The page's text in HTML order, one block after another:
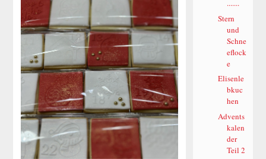
.......
Stern
und
Schne
eflock
e
Elisenle
bkuc
hen
Advents
kalen
der
Teil 2